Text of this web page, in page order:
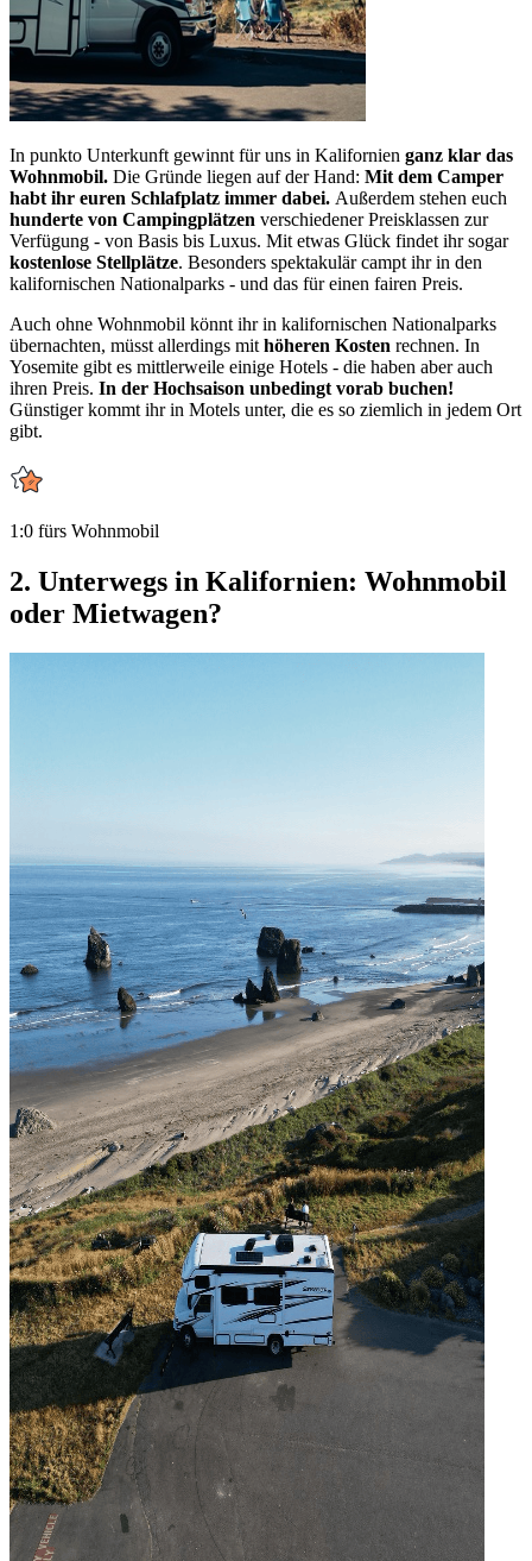
In punkto Unterkunft gewinnt für uns in Kalifornien ganz klar das
Wohnmobil. Die Gründe liegen auf der Hand: Mit dem Camper
habt ihr euren Schlafplatz immer dabei. Außerdem stehen euch
hunderte von Campingplätzen verschiedener Preisklassen zur
Verfügung - von Basis bis Luxus. Mit etwas Glück findet ihr sogar
kostenlose Stellplätze. Besonders spektakulär campt ihr in den
kalifornischen Nationalparks - und das für einen fairen Preis.
Auch ohne Wohnmobil könnt ihr in kalifornischen Nationalparks
übernachten, müsst allerdings mit höheren Kosten rechnen. In
Yosemite gibt es mittlerweile einige Hotels - die haben aber auch
ihren Preis. In der Hochsaison unbedingt vorab buchen!
Günstiger kommt ihr in Motels unter, die es so ziemlich in jedem Ort
gibt.
1:0 fürs Wohnmobil
2. Unterwegs in Kalifornien: Wohnmobil
oder Mietwagen?